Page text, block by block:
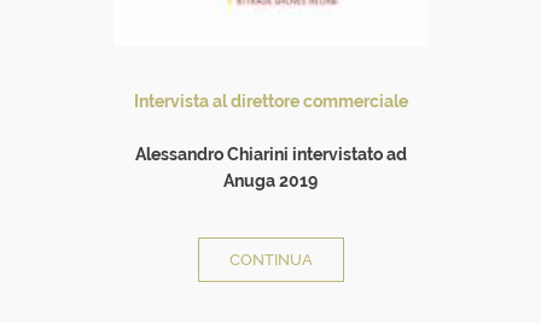
Intervista al direttore commerciale
Alessandro Chiarini intervistato ad
Anuga 2019
CONTINUA